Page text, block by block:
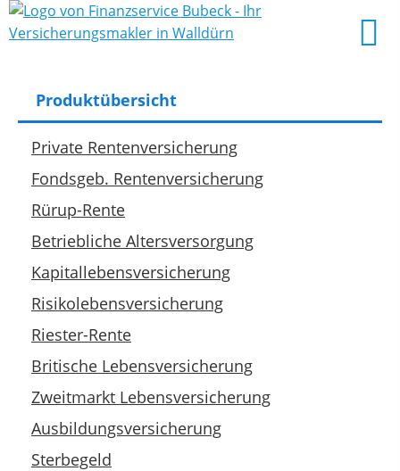
Produktübersicht
Private Rentenversicherung
Fondsgeb. Rentenversicherung
Rürup-Rente
Betriebliche Altersversorgung
Kapitallebensversicherung
Risikolebensversicherung
Riester-Rente
Britische Lebensversicherung
Zweitmarkt Lebensversicherung
Ausbildungsversicherung
Sterbegeld